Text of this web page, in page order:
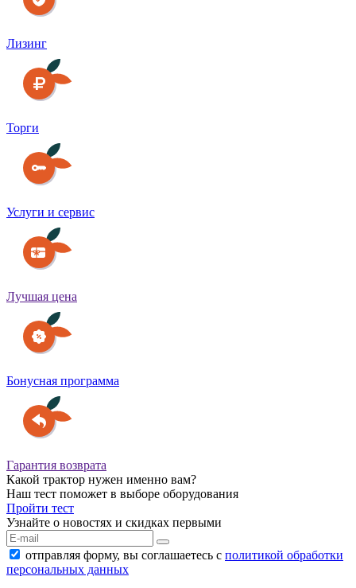
Лизинг
Торги
Услуги и сервис
Лучшая цена
Бонусная программа
Гарантия возврата
Какой трактор нужен именно вам?
Наш тест поможет в выборе оборудования
Пройти тест
Узнайте о новостях и скидках первыми
отправляя форму, вы соглашаетесь с политикой обработки
персональных данных